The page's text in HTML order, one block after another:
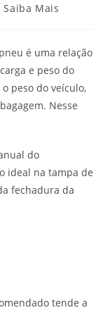
Saiba Mais
é uma relação
e peso do
peso do veículo,
Nesse
do
ideal na tampa de
fechadura da
tende a